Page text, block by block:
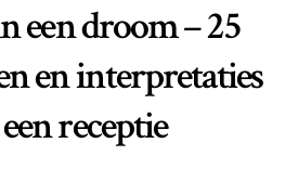
een droom – 25
en interpretaties
receptie